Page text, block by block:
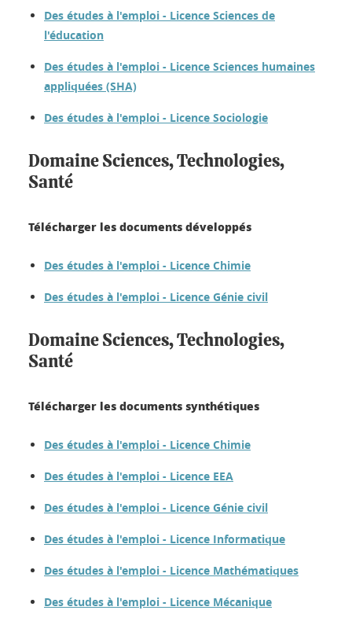
Des études à l'emploi - Licence Sciences de
l'éducation
Des études à l'emploi - Licence Sciences humaines
appliquées (SHA)
Des études à l'emploi - Licence Sociologie
Domaine Sciences, Technologies,
Santé
Télécharger les documents développés
Des études à l'emploi - Licence Chimie
Des études à l'emploi - Licence Génie civil
Domaine Sciences, Technologies,
Santé
Télécharger les documents synthétiques
Des études à l'emploi - Licence Chimie
Des études à l'emploi - Licence EEA
Des études à l'emploi - Licence Génie civil
Des études à l'emploi - Licence Informatique
Des études à l'emploi - Licence Mathématiques
Des études à l'emploi - Licence Mécanique